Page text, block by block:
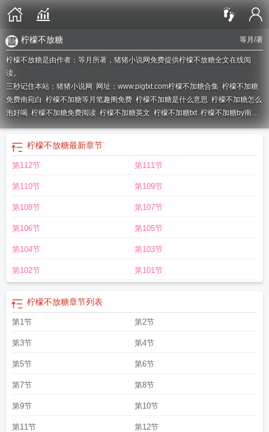
等月 /著
柠檬不放糖
柠檬不放糖是由作者：等月所著，猪猪小说网免费提供柠檬不放糖全文在线阅
读。
三秒记住本站：猪猪小说网 网址：www.pigtxt.com柠檬不加糖合集 柠檬不加糖
免费南宛白 柠檬不加糖等月笔趣阁免费 柠檬不加糖是什么意思 柠檬不加糖怎么
泡好喝 柠檬不加糖免费阅读 柠檬不加糖英文 柠檬不加糖txt 柠檬不加糖by南宛
白笔趣阁柠檬不加糖的隐晦含义柠檬不加糖提取码柠檬不加糖免费阅读
柠檬不加糖免费 柠檬不加糖免费阅读全文
糖上一句是什么
南宛白柠檬不加糖暗示什么 柠檬不加糖喝了有什么好处
阁柠檬不放糖
柠檬不放糖最新章节
第112节 第111节
第110节 第109节
第108节 第107节
第106节 第105节
第104节 第103节
第102节 第101节
柠檬不放糖章节列表
第1节 第2节
第3节 第4节
第5节 第6节
第7节 第8节
第9节 第10节
第11节 第12节